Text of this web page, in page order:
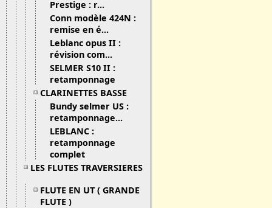
Prestige : r...
Conn modèle 424N :
remise en é...
Leblanc opus II :
révision com...
SELMER S10 II :
retamponnage
CLARINETTES BASSE
Bundy selmer US :
retamponnage...
LEBLANC :
retamponnage
complet
LES FLUTES TRAVERSIERES
FLUTE EN UT ( GRANDE
FLUTE )